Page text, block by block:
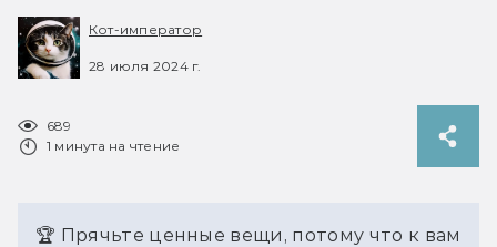
Кот-император
28 июля 2024 г.
689
1 минута на чтение
🏆 Прячьте ценные вещи, потому что к вам